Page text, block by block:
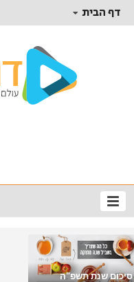
דף הבית
סיכום שנת תשפ"ה